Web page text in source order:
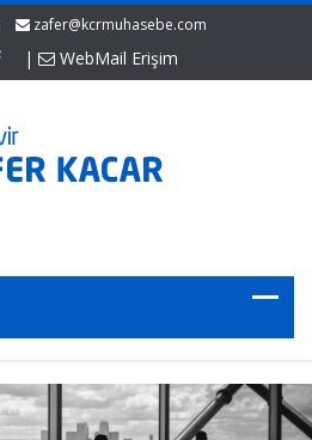
zafer@kcrmuhasebe.com
| WebMail Erişim